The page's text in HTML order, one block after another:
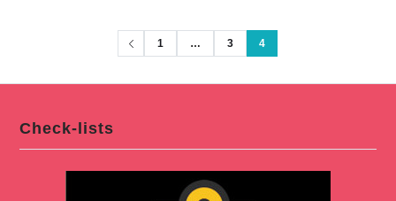
1 … 3 4
Check-lists